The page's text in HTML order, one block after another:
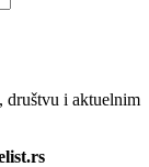
društvu i aktuelnim